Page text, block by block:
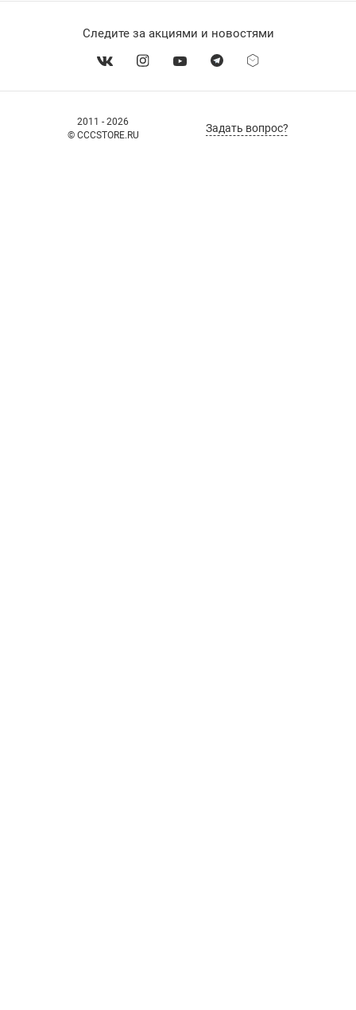
2011 - 2026
© CCCSTORE.RU
Задать вопрос?
Следите за акциями и новостями